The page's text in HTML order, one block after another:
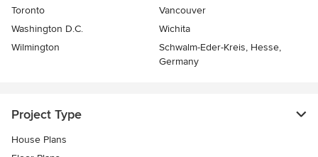
Toronto
Vancouver
Washington D.C.
Wichita
Wilmington
Schwalm-Eder-Kreis, Hesse,
Germany
Project Type
House Plans